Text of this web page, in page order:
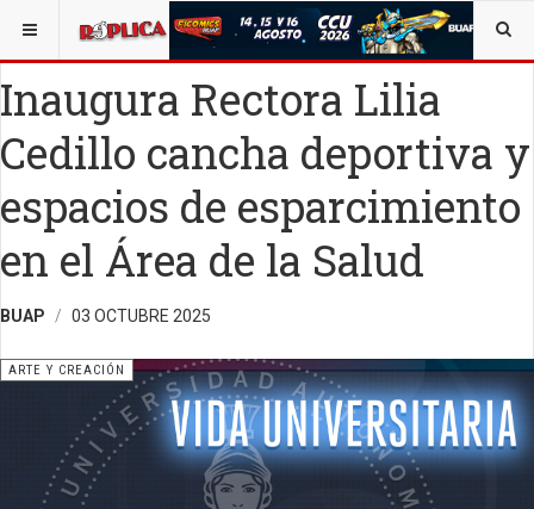
ESTÁ AQUÍ: ARTE
Inaugura Rectora Lilia
Cedillo cancha deportiva y
espacios de esparcimiento
en el Área de la Salud
BUAP 03 OCTUBRE 2025
ARTE Y CREACIÓN